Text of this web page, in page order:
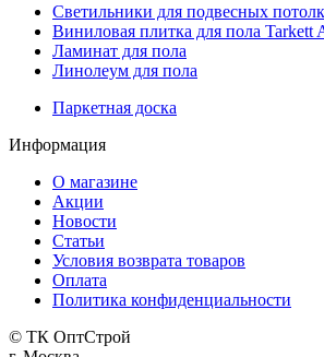
Светильники для подвесных
Виниловая плитка для пола Tarkett
Ламинат для пола
Линолеум для пола
Паркетная доска
Информация
О магазине
Акции
Новости
Статьи
Условия возврата товаров
Оплата
Политика конфиденциальности
© ТК ОптСтрой